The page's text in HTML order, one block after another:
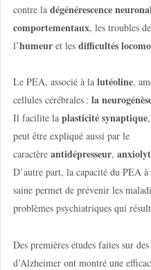
contre la dégénérescence
comportementaux, les troubles de
l’humeuret les difficultés
Le PEA, associé à la lutéoline,
cellules cérébrales : la
Il facilite la plasticité synaptique
peut être expliqué aussi par le
caractère antidépresseur,
D’autre part, la capacité du PEA
saine permet de prévenir les
problèmes psychiatriques qui
Des premières études faites sur
d’Alzheimer ont montré une